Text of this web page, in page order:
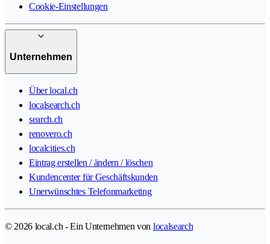
Cookie-Einstellungen
Unternehmen
Über local.ch
localsearch.ch
search.ch
renovero.ch
localcities.ch
Eintrag erstellen / ändern / löschen
Kundencenter für Geschäftskunden
Unerwünschtes Telefonmarketing
© 2026 local.ch - Ein Unternehmen von localsearch